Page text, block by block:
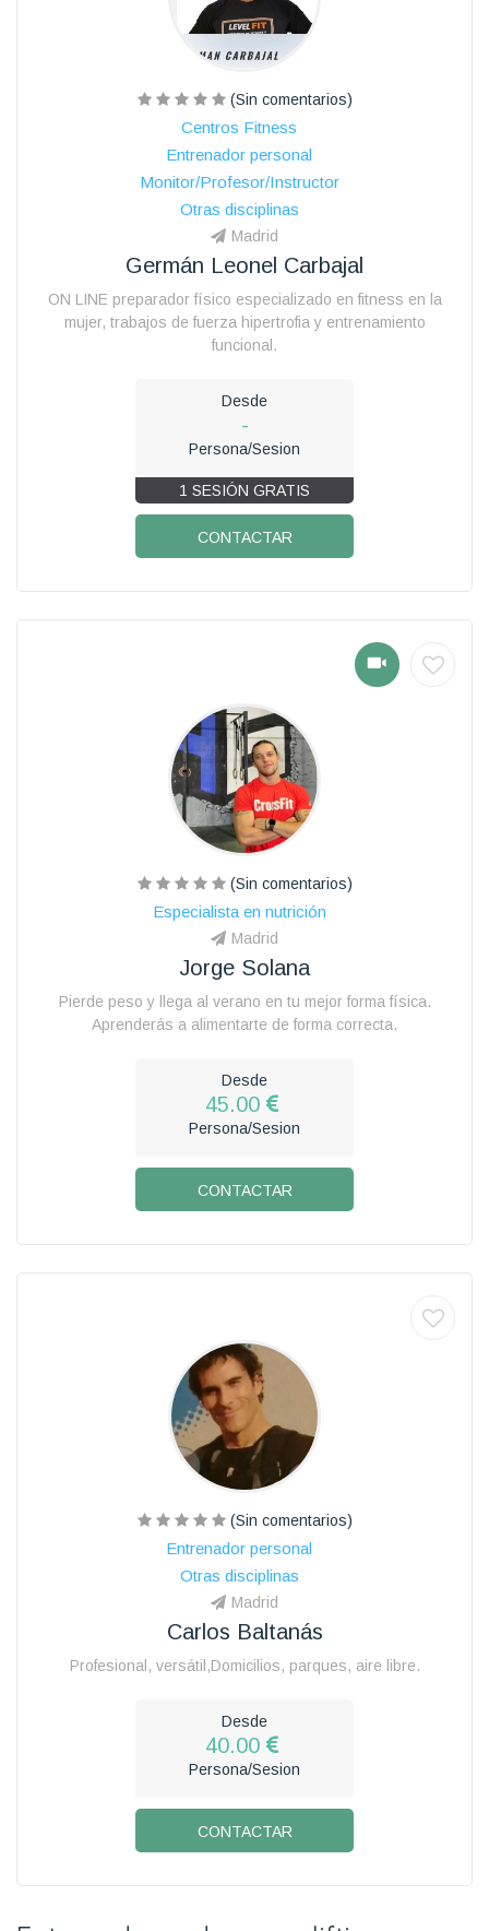
(Sin comentarios)
Centros Fitness
Entrenador personal
Monitor/Profesor/Instructor
Otras disciplinas
Madrid
Germán Leonel Carbajal
ON LINE preparador físico especializado en fitness en la
mujer, trabajos de fuerza hipertrofia y entrenamiento
funcional.
Desde
-
Persona/Sesion
1 SESIÓN GRATIS
CONTACTAR
(Sin comentarios)
Especialista en nutrición
Madrid
Jorge Solana
Pierde peso y llega al verano en tu mejor forma física.
Aprenderás a alimentarte de forma correcta.
Desde
45.00
Persona/Sesion
CONTACTAR
(Sin comentarios)
Entrenador personal
Otras disciplinas
Madrid
Carlos Baltanás
Profesional, versátil,Domicilios, parques, aire libre.
Desde
40.00
Persona/Sesion
CONTACTAR